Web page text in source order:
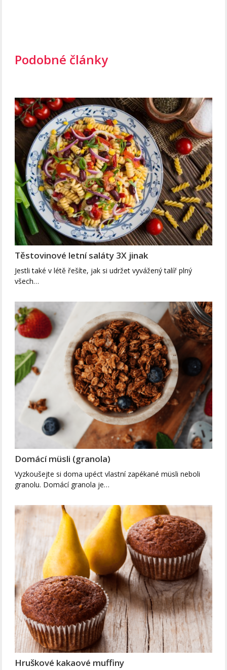
Podobné články
Těstovinové letní saláty 3X jinak
Jestli také v létě řešíte, jak si udržet vyvážený talíř plný
všech…
Domácí müsli (granola)
Vyzkoušejte si doma upéct vlastní zapékané müsli neboli
granolu. Domácí granola je…
Hruškové kakaové muffiny